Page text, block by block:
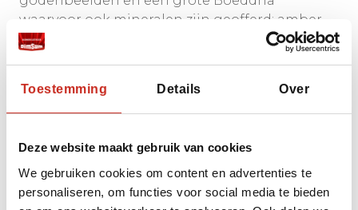
Toestemming Details Over
Deze website maakt gebruik van cookies
We gebruiken cookies om content en advertenties te
personaliseren, om functies voor social media te bieden
waarvoor ook mineralen zijn geofferd: amber,
turquoise, zware stenen. Weer zo
maar wel met hippe
influencers